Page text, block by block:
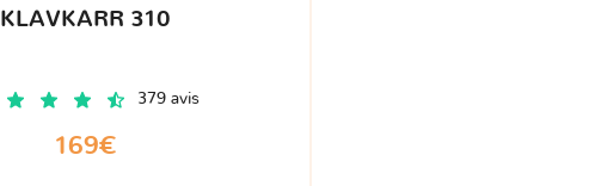
KLAVKARR 310
379 avis
169€